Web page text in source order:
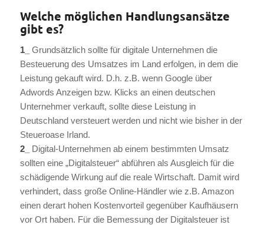
Welche möglichen Handlungsansätze
gibt es?
1_
Grundsätzlich sollte für digitale Unternehmen die
Besteuerung des Umsatzes im Land erfolgen, in dem die
Leistung gekauft wird. D.h. z.B. wenn Google über
Adwords Anzeigen bzw. Klicks an einen deutschen
Unternehmer verkauft, sollte diese Leistung in
Deutschland versteuert werden und nicht wie bisher in der
Steueroase Irland.
2_
Digital-Unternehmen ab einem bestimmten Umsatz
sollten eine „Digitalsteuer“ abführen als Ausgleich für die
schädigende Wirkung auf die reale Wirtschaft. Damit wird
verhindert, dass große Online-Händler wie z.B. Amazon
einen derart hohen Kostenvorteil gegenüber Kaufhäusern
vor Ort haben. Für die Bemessung der Digitalsteuer ist